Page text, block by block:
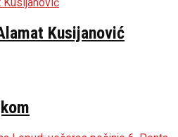
Kusijanović